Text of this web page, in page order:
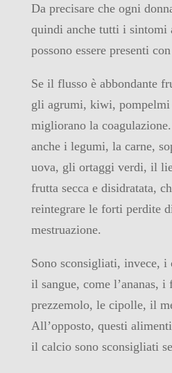
Da precisare che ogni
quindi anche tutti i sintomi
possono essere presenti
Se il flusso è abbondante
gli agrumi, kiwi, pompelmi
migliorano la
anche i legumi, la carne,
uova, gli ortaggi verdi, il
frutta secca e disidratata,
reintegrare le forti perdite
mestruazione.
Sono sconsigliati, invece,
il sangue, come l’ananas,
prezzemolo, le cipolle, il
All’opposto, questi
il calcio sono sconsigliati